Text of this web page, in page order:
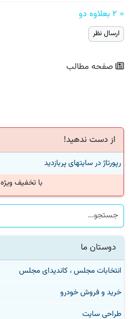
= ۲ بعلاوه دو
صفحه مطالب
از دست ندهید!
رپورتاژ در سایتهای پربازدید
با تخفیف ویژه
دوستان ما
انتخابات مجلس ، کاندیدای مجلس
خرید و فروش خودرو
طراحی سایت